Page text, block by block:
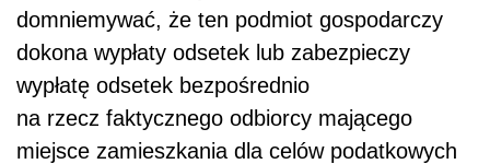
domniemywać, że ten podmiot gospodarczy
dokona wypłaty odsetek lub zabezpieczy
wypłatę odsetek bezpośrednio
na rzecz faktycznego odbiorcy mającego
miejsce zamieszkania dla celów podatkowych